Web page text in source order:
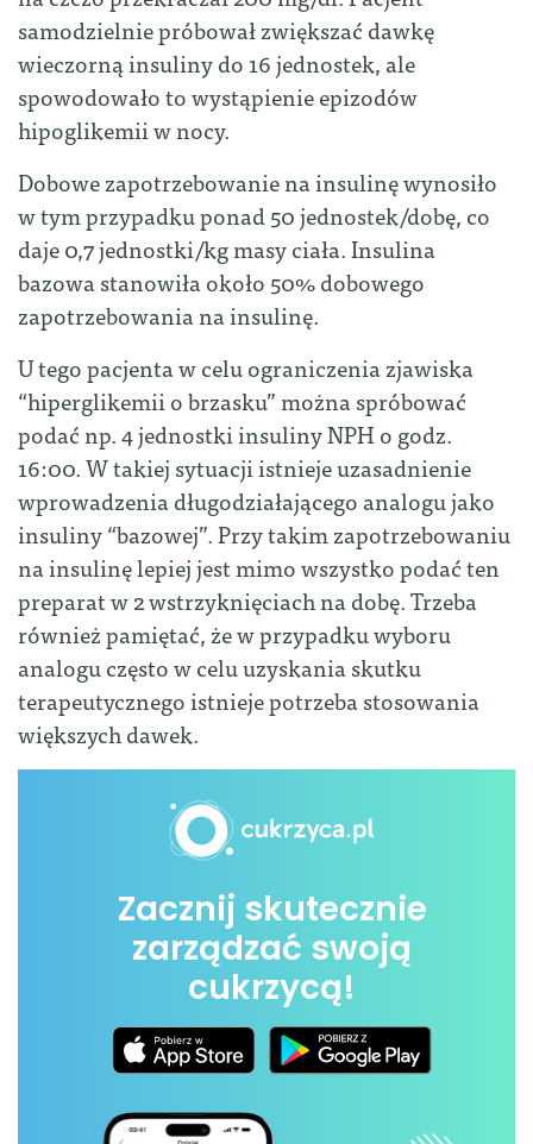
samodzielnie próbował zwiększać dawkę
wieczorną insuliny do 16 jednostek, ale
spowodowało to wystąpienie epizodów
hipoglikemii w nocy.
Dobowe zapotrzebowanie na insulinę wynosiło
w tym przypadku ponad 50 jednostek/dobę, co
daje 0,7 jednostki/kg masy ciała. Insulina
bazowa stanowiła około 50% dobowego
zapotrzebowania na insulinę.
U tego pacjenta w celu ograniczenia zjawiska
“hiperglikemii o brzasku” można spróbować
podać np. 4 jednostki insuliny NPH o godz.
16:00. W takiej sytuacji istnieje uzasadnienie
wprowadzenia długodziałającego analogu jako
insuliny “bazowej”. Przy takim zapotrzebowaniu
na insulinę lepiej jest mimo wszystko podać ten
preparat w 2 wstrzyknięciach na dobę. Trzeba
również pamiętać, że w przypadku wyboru
analogu często w celu uzyskania skutku
terapeutycznego istnieje potrzeba stosowania
większych dawek.
Zacznij skutecznie
zarządzać swoją
cukrzycą!